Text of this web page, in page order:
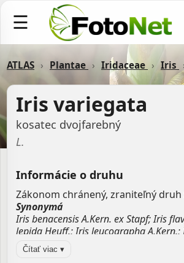
☰
ATLAS › Plantae › Iridaceae › Iris
Iris variegata
kosatec dvojfarebný
L.
Informácie o druhu
Zákonom chránený, zraniteľný druh
Synonymá
Iris benacensis A.Kern. ex Stapf; Iris
lepida Heuff.; Iris leucographa
Besser ex Steud.; Iris mangaliae
Horvat & M.D.Horvat; Iris rudskyi
Čítať viac ▾